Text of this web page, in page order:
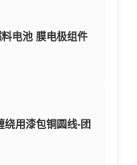
电池 膜电极组件
用漆包铜圆线-团